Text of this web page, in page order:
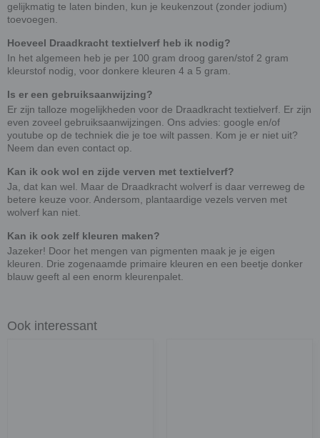
gelijkmatig te laten binden, kun je keukenzout (zonder jodium)
toevoegen.
Hoeveel Draadkracht textielverf heb ik nodig?
In het algemeen heb je per 100 gram droog garen/stof 2 gram
kleurstof nodig, voor donkere kleuren 4 a 5 gram.
Is er een gebruiksaanwijzing?
Er zijn talloze mogelijkheden voor de Draadkracht textielverf. Er zijn
even zoveel gebruiksaanwijzingen. Ons advies: google en/of
youtube op de techniek die je toe wilt passen. Kom je er niet uit?
Neem dan even contact op.
Kan ik ook wol en zijde verven met textielverf?
Ja, dat kan wel. Maar de Draadkracht wolverf is daar verreweg de
betere keuze voor. Andersom, plantaardige vezels verven met
wolverf kan niet.
Kan ik ook zelf kleuren maken?
Jazeker! Door het mengen van pigmenten maak je je eigen
kleuren. Drie zogenaamde primaire kleuren en een beetje donker
blauw geeft al een enorm kleurenpalet.
Ook interessant